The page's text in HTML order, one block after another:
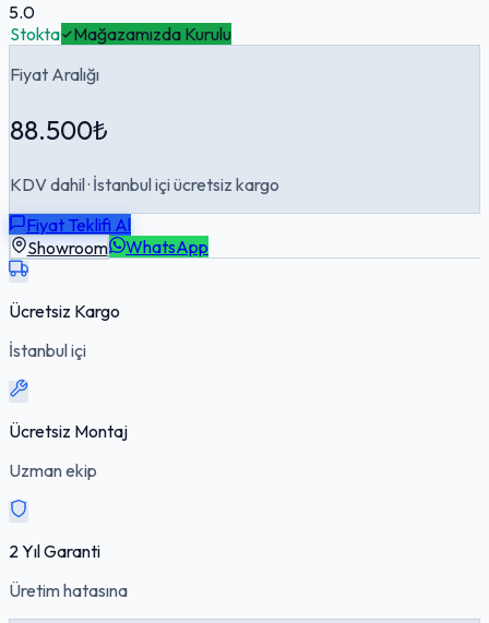
5.0
·Stokta· Mağazamızda Kurulu
Fiyat Aralığı
88.500₺
KDV dahil · İstanbul içi ücretsiz kargo
Fiyat Teklifi Al
Showroom
WhatsApp
Ücretsiz Kargo
İstanbul içi
Ücretsiz Montaj
Uzman ekip
2 Yıl Garanti
Üretim hatasına